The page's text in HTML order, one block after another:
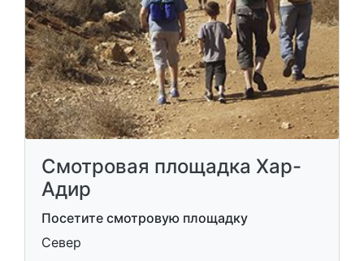
Смотровая площадка Хар-
Адир
Посетите смотровую площадку
Север